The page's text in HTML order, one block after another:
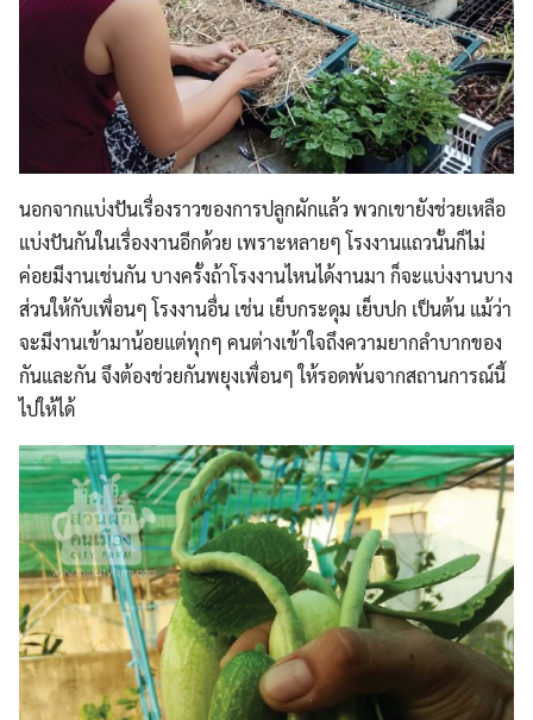
นอกจากแบ่งปันเรื่องราวของการปลูกผักแล้ว พวกเขายังช่วยเหลือ
แบ่งปันกันในเรื่องงานอีกด้วย เพราะหลายๆ โรงงานแถวนั้นก็ไม่
ค่อยมีงานเช่นกัน บางครั้งถ้าโรงงานไหนได้งานมา ก็จะแบ่งงานบาง
ส่วนให้กับเพื่อนๆ โรงงานอื่น เช่น เย็บกระดุม เย็บปก เป็นต้น แม้ว่า
จะมีงานเข้ามาน้อยแต่ทุกๆ คนต่างเข้าใจถึงความยากลำบากของ
กันและกัน จึงต้องช่วยกันพยุงเพื่อนๆ ให้รอดพ้นจากสถานการณ์นี้
ไปให้ได้